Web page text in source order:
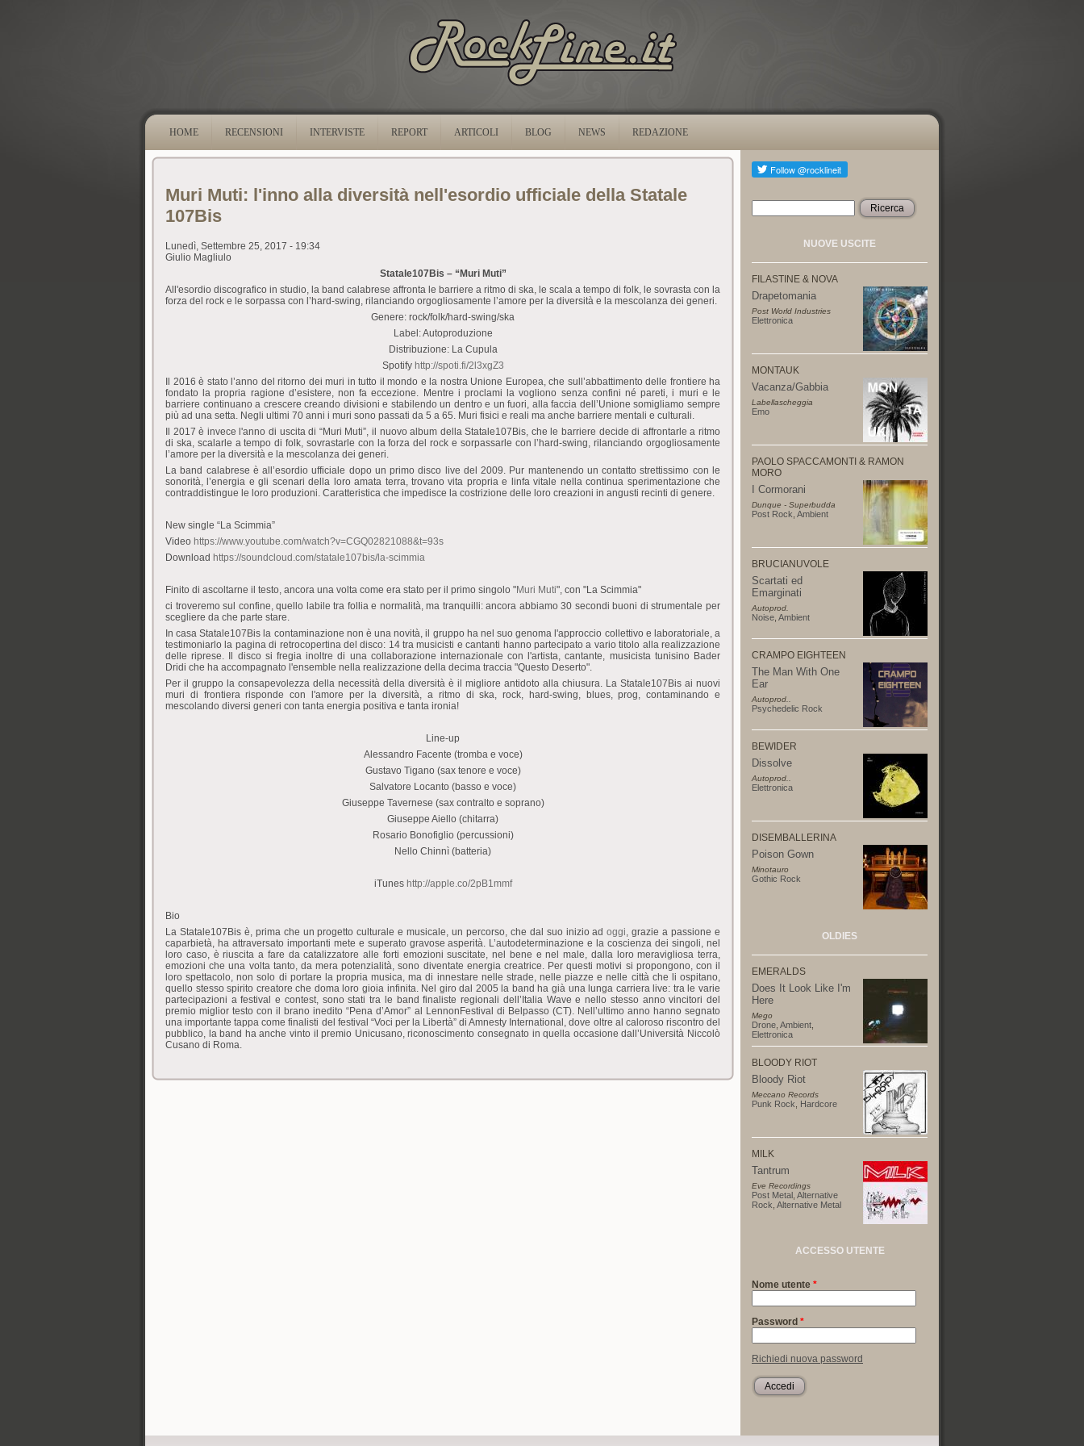
HOME RECENSIONI INTERVISTE REPORT ARTICOLI BLOG NEWS REDAZIONE
Muri Muti: l'inno alla diversità nell'esordio ufficiale della Statale
107Bis
Lunedì, Settembre 25, 2017 - 19:34
Giulio Magliulo
Statale107Bis – “Muri Muti”
All'esordio discografico in studio, la band calabrese affronta le barriere a ritmo di ska, le scala a tempo di folk, le sovrasta con la
forza del rock e le sorpassa con l’hard-swing, rilanciando orgogliosamente l’amore per la diversità e la mescolanza dei generi.
Genere: rock/folk/hard-swing/ska
Label: Autoproduzione
Distribuzione: La Cupula
Spotify http://spoti.fi/2l3xgZ3
Il 2016 è stato l’anno del ritorno dei muri in tutto il mondo e la nostra Unione Europea, che sull’abbattimento delle frontiere ha
fondato la propria ragione d’esistere, non fa eccezione. Mentre i proclami la vogliono senza confini né pareti, i muri e le
barriere continuano a crescere creando divisioni e stabilendo un dentro e un fuori, alla faccia dell’Unione somigliamo sempre
più ad una setta. Negli ultimi 70 anni i muri sono passati da 5 a 65. Muri fisici e reali ma anche barriere mentali e culturali.
Il 2017 è invece l'anno di uscita di “Muri Muti”, il nuovo album della Statale107Bis, che le barriere decide di affrontarle a ritmo
di ska, scalarle a tempo di folk, sovrastarle con la forza del rock e sorpassarle con l’hard-swing, rilanciando orgogliosamente
l’amore per la diversità e la mescolanza dei generi.
La band calabrese è all’esordio ufficiale dopo un primo disco live del 2009. Pur mantenendo un contatto strettissimo con le
sonorità, l’energia e gli scenari della loro amata terra, trovano vita propria e linfa vitale nella continua sperimentazione che
contraddistingue le loro produzioni. Caratteristica che impedisce la costrizione delle loro creazioni in angusti recinti di genere.
New single “La Scimmia”
Video https://www.youtube.com/watch?v=CGQ02821088&t=93s
Download https://soundcloud.com/statale107bis/la-scimmia
Finito di ascoltarne il testo, ancora una volta come era stato per il primo singolo "Muri Muti", con "La Scimmia"
ci troveremo sul confine, quello labile tra follia e normalità, ma tranquilli: ancora abbiamo 30 secondi buoni di strumentale per
scegliere da che parte stare.
In casa Statale107Bis la contaminazione non è una novità, il gruppo ha nel suo genoma l'approccio collettivo e laboratoriale, a
testimoniarlo la pagina di retrocopertina del disco: 14 tra musicisti e cantanti hanno partecipato a vario titolo alla realizzazione
delle riprese. Il disco si fregia inoltre di una collaborazione internazionale con l'artista, cantante, musicista tunisino Bader
Dridi che ha accompagnato l'ensemble nella realizzazione della decima traccia "Questo Deserto".
Per il gruppo la consapevolezza della necessità della diversità è il migliore antidoto alla chiusura. La Statale107Bis ai nuovi
muri di frontiera risponde con l'amore per la diversità, a ritmo di ska, rock, hard-swing, blues, prog, contaminando e
mescolando diversi generi con tanta energia positiva e tanta ironia!
Line-up
Alessandro Facente (tromba e voce)
Gustavo Tigano (sax tenore e voce)
Salvatore Locanto (basso e voce)
Giuseppe Tavernese (sax contralto e soprano)
Giuseppe Aiello (chitarra)
Rosario Bonofiglio (percussioni)
Nello Chinnì (batteria)
iTunes http://apple.co/2pB1mmf
Bio
La Statale107Bis è, prima che un progetto culturale e musicale, un percorso, che dal suo inizio adoggi, grazie a passione e
caparbietà, ha attraversato importanti mete e superato gravose asperità. L’autodeterminazione e la coscienza dei singoli, nel
loro caso, è riuscita a fare da catalizzatore alle forti emozioni suscitate, nel bene e nel male, dalla loro meravigliosa terra,
emozioni che una volta tanto, da mera potenzialità, sono diventate energia creatrice. Per questi motivi si propongono, con il
loro spettacolo, non solo di portare la propria musica, ma di innestare nelle strade, nelle piazze e nelle città che li ospitano,
quello stesso spirito creatore che doma loro gioia infinita. Nel giro dal 2005 la band ha già una lunga carriera live: tra le varie
partecipazioni a festival e contest, sono stati tra le band finaliste regionali dell’Italia Wave e nello stesso anno vincitori del
premio miglior testo con il brano inedito “Pena d’Amor” al LennonFestival di Belpasso (CT). Nell’ultimo anno hanno segnato
una importante tappa come finalisti del festival “Voci per la Libertà” di Amnesty International, dove oltre al caloroso riscontro del
pubblico, la band ha anche vinto il premio Unicusano, riconoscimento consegnato in quella occasione dall’Università Niccolò
Cusano di Roma.
Form di ricerca
Ricerca
NUOVE USCITE
FILASTINE & NOVA
Drapetomania
Post World Industries
Elettronica
MONTAUK
Vacanza/Gabbia
Labellascheggia
Emo
PAOLO SPACCAMONTI & RAMON
MORO
I Cormorani
Dunque - Superbudda
Post Rock Ambient
BRUCIANUVOLE
Scartati ed
Emarginati
Autoprod.
Noise Ambient
CRAMPO EIGHTEEN
The Man With One
Ear
Autoprod..
Psychedelic Rock
BEWIDER
Dissolve
Autoprod..
Elettronica
DISEMBALLERINA
Poison Gown
Minotauro
Gothic Rock
OLDIES
EMERALDS
Does It Look Like I'm
Here
Mego
Drone Ambient
Elettronica
BLOODY RIOT
Bloody Riot
Meccano Records
Punk Rock Hardcore
MILK
Tantrum
Eve Recordings
Post Metal Alternative
Rock Alternative Metal
ACCESSO UTENTE
Nome utente *
Password *
Richiedi nuova password